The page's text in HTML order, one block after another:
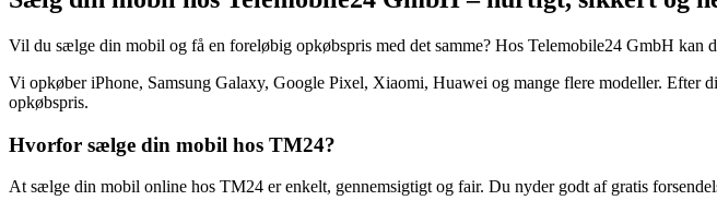
Vil du sælge din mobil og få en foreløbig opkøbspris med det samme? Hos Telemobile24 GmbH kan
Vi opkøber iPhone, Samsung Galaxy, Google Pixel, Xiaomi, Huawei og mange flere modeller. Efter
opkøbspris.
Hvorfor sælge din mobil hos TM24?
At sælge din mobil online hos TM24 er enkelt, gennemsigtigt og fair. Du nyder godt af gratis